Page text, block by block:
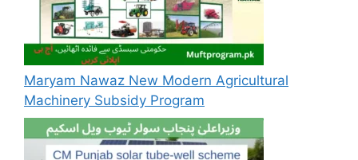
Maryam Nawaz New Modern Agricultural
Machinery Subsidy Program